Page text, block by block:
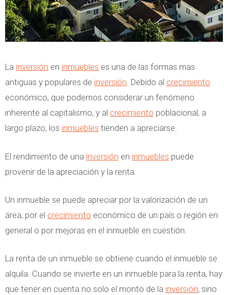
La inversión en inmuebles es una de las formas mas
antiguas y populares de inversión. Debido al crecimiento
económico, que podemos considerar un fenómeno
inherente al capitalismo, y al crecimiento poblacional, a
largo plazo, los inmuebles tienden a apreciarse.
El rendimiento de una inversión en inmuebles puede
provenir de la apreciación y la renta.
Un inmueble se puede apreciar por la valorización de un
área, por el crecimiento económico de un país o región en
general o por mejoras en el inmueble en cuestión.
La renta de un inmueble se obtiene cuando el inmueble se
alquila. Cuando se invierte en un inmueble para la renta, hay
que tener en cuenta no solo el monto de la inversión, sino